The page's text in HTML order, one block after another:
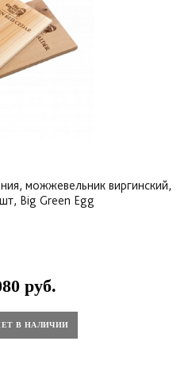
можжевельник виргинский,
Big Green Egg
руб.
В НАЛИЧИИ